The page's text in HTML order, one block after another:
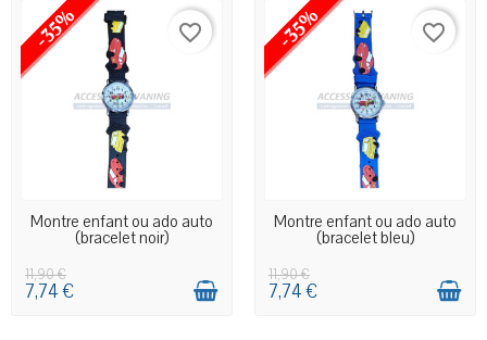
-35%
EN STOCK MAGASIN
favorite_border
Montre enfant ou ado auto
(bracelet noir)
11,90 €
7,74 €
-35%
EN STOCK MAGASIN
favorite_border
Montre enfant ou ado auto
(bracelet bleu)
11,90 €
7,74 €